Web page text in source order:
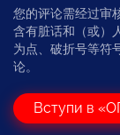
您的评论需经过审
含有脏话和（或）
为点、破折号等符
论。
Вступи в